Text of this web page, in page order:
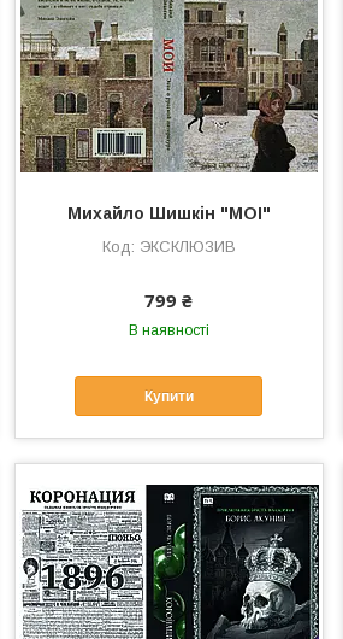
Михайло Шишкін "МОІ"
ЭКСКЛЮЗИВ
799 ₴
В наявності
Купити